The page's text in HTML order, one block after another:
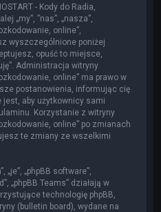
- Kody do Radia,
„my”, ”nas”, „nasza”,
online”,
wyszczególnione poniżej
opuść to miejsce,
Administracja witryny
online” ma prawo w
postanowienia, informując cię
aby użytkownicy sami
Korzystanie z witryny
online” po zmianach
te zmiany ze wszelkimi
„je”, „phpBB software”,
„phpBB Teams” działają w
technologię phpBB,
(bulletin board), wydane na